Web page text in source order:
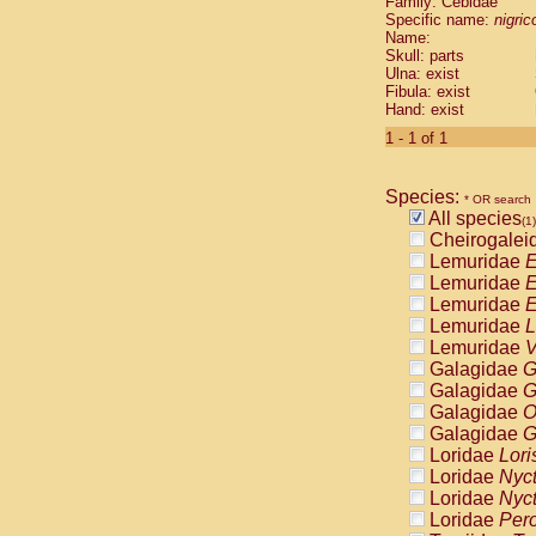
Cebidae
Cebidae
Cebidae
Cebidae
Cebidae
Cebidae
Cebidae
Cebidae
Cebidae
Cebidae
Cebidae
Cebidae
Atelidae
Atelidae
Atelidae
Atelidae
Atelidae
Atelidae
Atelidae
Atelidae
Atelidae
Atelidae
Pitheciidae
Specific name:
Name:
Skull: parts
Ulna: exist
Fibula: exist
Hand: exist
1 - 1 of 1
Species: * OR search
All species(1)
Lemuridae
Lemuridae
Lemuridae
Lemuridae
Lemuridae
Galagidae
Galagidae
Galagidae
Galagidae
Loridae
Loridae
Loridae
Loridae